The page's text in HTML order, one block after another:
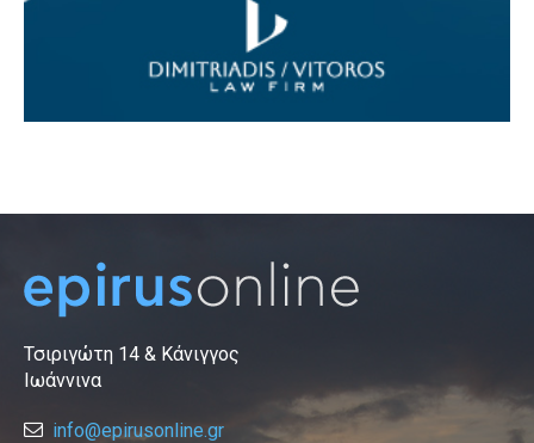
Τσιριγώτη 14 & Κάνιγγος
Ιωάννινα
info@epirusonline.gr